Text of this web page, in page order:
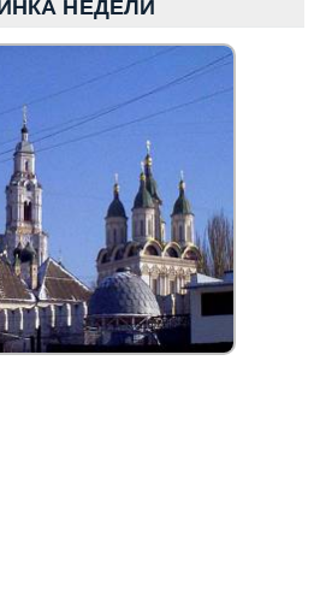
НЕДЕЛИ